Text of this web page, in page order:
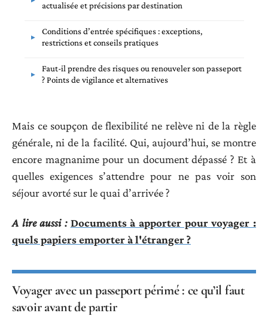
actualisée et précisions par destination
Conditions d’entrée spécifiques : exceptions,
restrictions et conseils pratiques
Faut-il prendre des risques ou renouveler son passeport
? Points de vigilance et alternatives
Mais ce soupçon de flexibilité ne relève ni de la règle
générale, ni de la facilité. Qui, aujourd’hui, se montre
encore magnanime pour un document dépassé ? Et à
quelles exigences s’attendre pour ne pas voir son
séjour avorté sur le quai d’arrivée ?
A lire aussi : Documents à apporter pour voyager :
quels papiers emporter à l'étranger ?
Voyager avec un passeport périmé : ce qu’il faut
savoir avant de partir